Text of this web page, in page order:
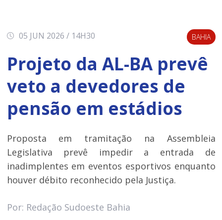
05 JUN 2026 / 14H30 BAHIA
Projeto da AL-BA prevê
veto a devedores de
pensão em estádios
Proposta em tramitação na Assembleia
Legislativa prevê impedir a entrada de
inadimplentes em eventos esportivos enquanto
houver débito reconhecido pela Justiça.
Por: Redação Sudoeste Bahia